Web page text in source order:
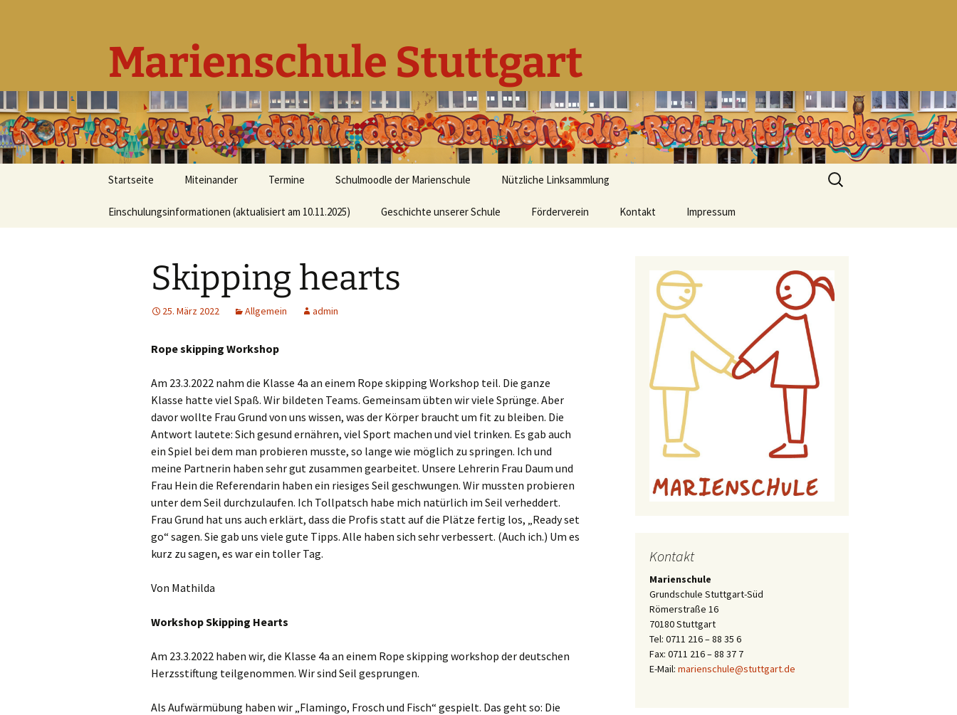
Marienschule Stuttgart
springen
Startseite Miteinander
Grundlegendes
Leitbild
Unser Team
Träger
Schulsozialarbeit und
Projekt Süd² an der
Marienschule
Unsere Partner
Pädagogischer Verbund
Süd
Eltern
Termine Schulmoodle der Marienschule Nützliche Linksammlung
Einschulungsinformationen (aktualisiert am 10.11.2025) Geschichte unserer Schule Förderverein Kontakt Impressum
Urheberrecht
Haftungsausschluss
Suchen
nach:
Skipping hearts
25. März 2022 Allgemein admin
Rope skipping Workshop
Am 23.3.2022 nahm die Klasse 4a an einem Rope skipping Workshop teil. Die ganze
Klasse hatte viel Spaß. Wir bildeten Teams. Gemeinsam übten wir viele Sprünge. Aber
davor wollte Frau Grund von uns wissen, was der Körper braucht um fit zu bleiben. Die
Antwort lautete: Sich gesund ernähren, viel Sport machen und viel trinken. Es gab auch
ein Spiel bei dem man probieren musste, so lange wie möglich zu springen. Ich und
meine Partnerin haben sehr gut zusammen gearbeitet. Unsere Lehrerin Frau Daum und
Frau Hein die Referendarin haben ein riesiges Seil geschwungen. Wir mussten probieren
unter dem Seil durchzulaufen. Ich Tollpatsch habe mich natürlich im Seil verheddert.
Frau Grund hat uns auch erklärt, dass die Profis statt auf die Plätze fertig los, „Ready set
go“ sagen. Sie gab uns viele gute Tipps. Alle haben sich sehr verbessert. (Auch ich.) Um es
kurz zu sagen, es war ein toller Tag.
Von Mathilda
Workshop Skipping Hearts
Am 23.3.2022 haben wir, die Klasse 4a an einem Rope skipping workshop der deutschen
Herzsstiftung teilgenommen. Wir sind Seil gesprungen.
Als Aufwärmübung haben wir „Flamingo, Frosch und Fisch“ gespielt. Das geht so: Die
Kontakt
Marienschule
Grundschule Stuttgart-Süd
Römerstraße 16
70180 Stuttgart
Tel: 0711 216 – 88 35 6
Fax: 0711 216 – 88 37 7
E-Mail: marienschule@stuttgart.de